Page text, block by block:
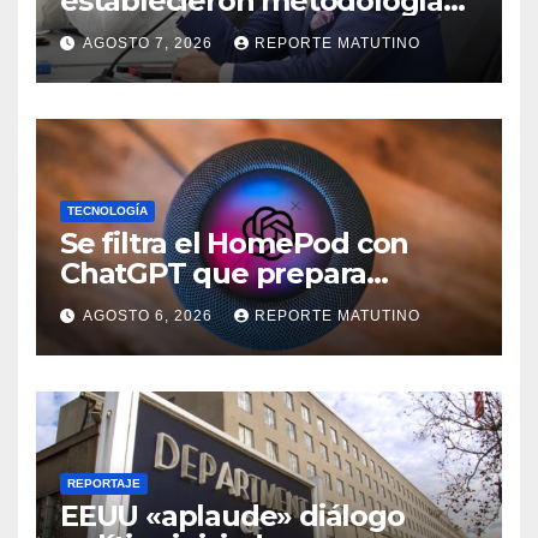
para el proceso de diálogo en
Venezuela
AGOSTO 7, 2026 REPORTE MATUTINO
TECNOLOGÍA
Se filtra el HomePod con
ChatGPT que prepara
OpenAI y su diseño es una
locura
AGOSTO 6, 2026 REPORTE MATUTINO
REPORTAJE
EEUU «aplaude» diálogo